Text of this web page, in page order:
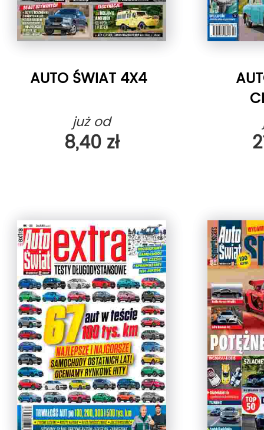
AUTO ŚWIAT 4X4
już od
8,40 zł